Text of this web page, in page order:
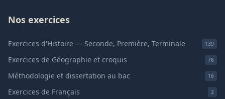
Nos exercices
Exercices d'Histoire — Seconde, Première, Terminale 139
Exercices de Géographie et croquis 76
Méthodologie et dissertation au bac 16
Exercices de Français 2